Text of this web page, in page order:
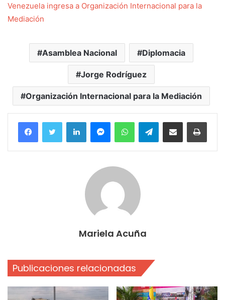
Venezuela ingresa a Organización Internacional para la
Mediación
Asamblea Nacional Diplomacia
Jorge Rodríguez
Organización Internacional para la Mediación
FacebookTwitter LinkedInMessengerWhatsAppTelegramCompartir por correo electrónico
Mariela Acuña
Publicaciones relacionadas